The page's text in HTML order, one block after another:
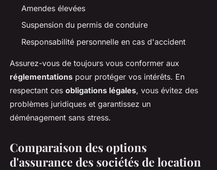
Amendes élevées
Suspension du permis de conduire
Responsabilité personnelle en cas d'accident
Assurez-vous de toujours vous conformer aux
réglementations pour protéger vos intérêts. En
respectant ces obligations légales, vous évitez des
problèmes juridiques et garantissez un
déménagement sans stress.
Comparaison des options
d'assurance des sociétés de location